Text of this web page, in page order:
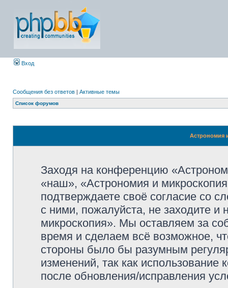
Вход
Сообщения без ответов | Активные темы
Список форумов
Астрономия
Заходя на конференцию
«наш», «Астрономия и
подтверждаете своё согласие со
с ними, пожалуйста, не заходите
микроскопия». Мы оставляем за
время и сделаем всё возможное,
стороны было бы разумным
изменений, так как
после обновления/исправления